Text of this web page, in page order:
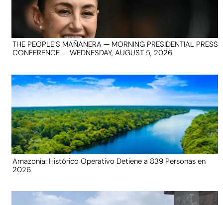
THE PEOPLE’S MAÑANERA — MORNING PRESIDENTIAL PRESS
CONFERENCE — WEDNESDAY, AUGUST 5, 2026
Amazonía: Histórico Operativo Detiene a 839 Personas en
2026